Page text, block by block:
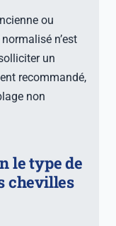
ou
n’est
un
recommandé,
non
le type de
chevilles